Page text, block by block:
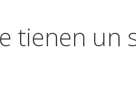
tienen un